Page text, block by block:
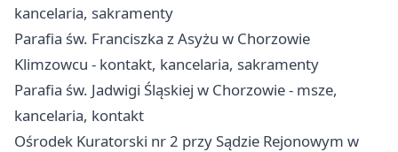
kancelaria, sakramenty
Parafia św. Franciszka z Asyżu w Chorzowie
Klimzowcu - kontakt, kancelaria, sakramenty
Parafia św. Jadwigi Śląskiej w Chorzowie - msze,
kancelaria, kontakt
Ośrodek Kuratorski nr 2 przy Sądzie Rejonowym w